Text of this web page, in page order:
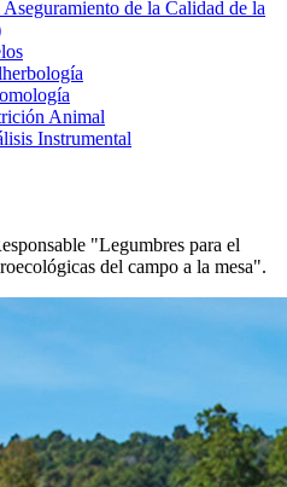
de la Calidad de la
Animal
Instrumental
"Legumbres para el
del campo a la mesa".